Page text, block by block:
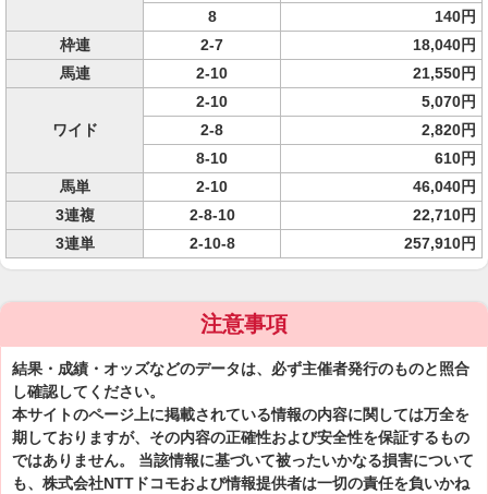
8
140円
枠連
2-7
18,040円
馬連
2-10 21,550円
ワイド
2-10
5,070円
2-8
2,820円
8-10
610円
馬単
2-10
46,040円
3連複
2-8-10
22,710円
3連単
2-10-8 257,910円
注意事項
結果・成績・オッズなどのデータは、必ず主催者発行のものと照合
し確認してください。
本サイトのページ上に掲載されている情報の内容に関しては万全を
期しておりますが、その内容の正確性および安全性を保証するもの
ではありません。 当該情報に基づいて被ったいかなる損害について
も、株式会社NTTドコモおよび情報提供者は一切の責任を負いかね